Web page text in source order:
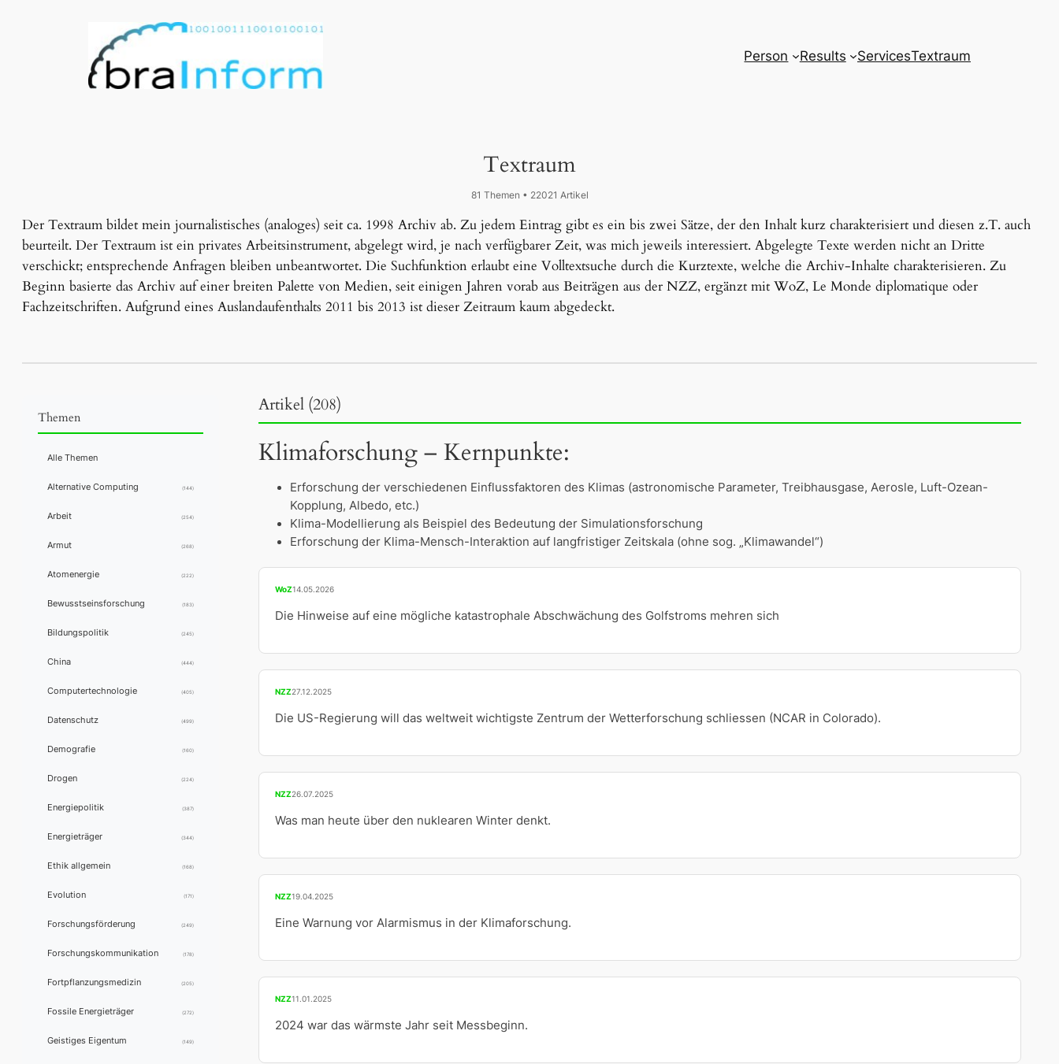
Person Results ServicesTextraum
Textraum
81 Themen • 22021 Artikel
Der Textraum bildet mein journalistisches (analoges) seit ca. 1998 Archiv ab. Zu jedem Eintrag gibt es ein bis zwei Sätze, der den Inhalt kurz charakterisiert und diesen z.T. auch
beurteilt. Der Textraum ist ein privates Arbeitsinstrument, abgelegt wird, je nach verfügbarer Zeit, was mich jeweils interessiert. Abgelegte Texte werden nicht an Dritte
verschickt; entsprechende Anfragen bleiben unbeantwortet. Die Suchfunktion erlaubt eine Volltextsuche durch die Kurztexte, welche die Archiv-Inhalte charakterisieren. Zu
Beginn basierte das Archiv auf einer breiten Palette von Medien, seit einigen Jahren vorab aus Beiträgen aus der NZZ, ergänzt mit WoZ, Le Monde diplomatique oder
Fachzeitschriften. Aufgrund eines Auslandaufenthalts 2011 bis 2013 ist dieser Zeitraum kaum abgedeckt.
Themen
Alle Themen
Alternative Computing (144)
Arbeit (254)
Armut (268)
Atomenergie (222)
Bewusstseinsforschung (183)
Bildungspolitik (245)
China (444)
Computertechnologie (405)
Datenschutz (499)
Demografie (160)
Drogen (224)
Energiepolitik (387)
Energieträger (344)
Ethik allgemein (168)
Evolution (171)
Forschungsförderung (249)
Forschungskommunikation (178)
Fortpflanzungsmedizin (205)
Fossile Energieträger (272)
Geistiges Eigentum (149)
Artikel (208)
Klimaforschung – Kernpunkte:
Erforschung der verschiedenen Einflussfaktoren des Klimas (astronomische Parameter, Treibhausgase, Aerosle, Luft-Ozean-
Kopplung, Albedo, etc.)
Klima-Modellierung als Beispiel des Bedeutung der Simulationsforschung
Erforschung der Klima-Mensch-Interaktion auf langfristiger Zeitskala (ohne sog. „Klimawandel“)
WoZ14.05.2026
Die Hinweise auf eine mögliche katastrophale Abschwächung des Golfstroms mehren sich
NZZ27.12.2025
Die US-Regierung will das weltweit wichtigste Zentrum der Wetterforschung schliessen (NCAR in Colorado).
NZZ26.07.2025
Was man heute über den nuklearen Winter denkt.
NZZ19.04.2025
Eine Warnung vor Alarmismus in der Klimaforschung.
NZZ11.01.2025
2024 war das wärmste Jahr seit Messbeginn.